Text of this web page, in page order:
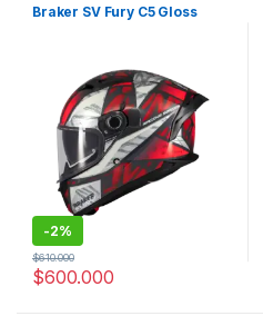
MT
Braker SV Fury C5 Gloss
-2%
$600.000
$610.000